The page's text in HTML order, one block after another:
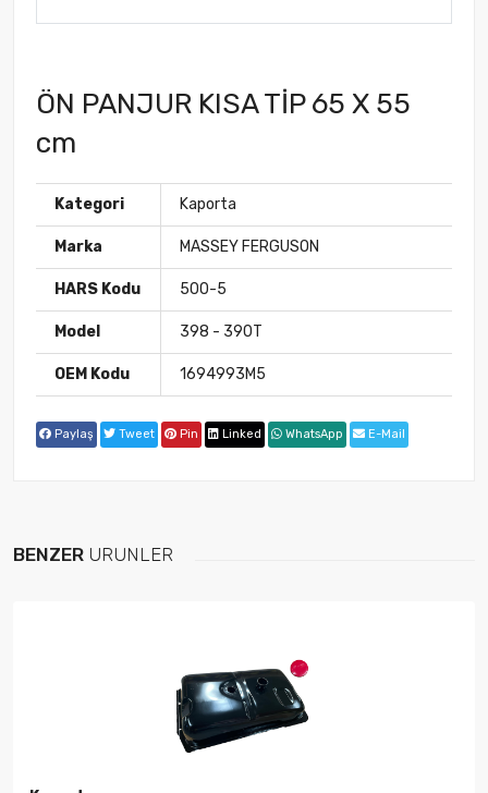
ÖN PANJUR KISA TİP 65 X 55
cm
Kategori Kaporta
Marka MASSEY FERGUSON
HARS Kodu 500-5
Model 398 - 390T
OEM Kodu 1694993M5
Paylaş Tweet Pin Linked WhatsApp E-Mail
BENZER ÜRÜNLER